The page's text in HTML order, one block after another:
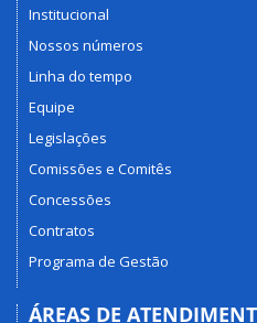
Institucional
Nossos números
Linha do tempo
Equipe
Legislações
Comissões e Comitês
Concessões
Contratos
Programa de Gestão
ÁREAS DE